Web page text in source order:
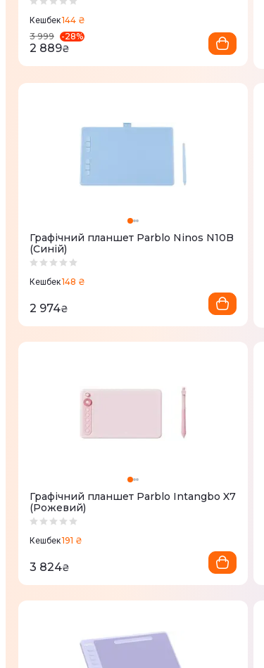
Кешбек144 ₴
3 999
-28%
2 889₴
Графічний планшет Parblo Ninos N10B
(Синій)
Кешбек148 ₴
2 974₴
Графічний планшет Parblo Intangbo X7
(Рожевий)
Кешбек191 ₴
3 824₴